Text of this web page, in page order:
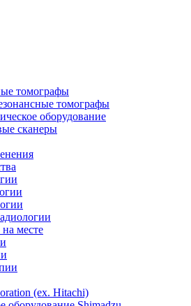
томографы
томографы
оборудование
сканеры
месте
(ex. Hitachi)